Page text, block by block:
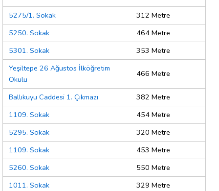
5275/1. Sokak
312 Metre
5250. Sokak
464 Metre
5301. Sokak
353 Metre
Yeşiltepe 26 Ağustos İlköğretim
Okulu
466 Metre
Ballıkuyu Caddesi 1. Çıkmazı
382 Metre
1109. Sokak
454 Metre
5295. Sokak
320 Metre
1109. Sokak
453 Metre
5260. Sokak
550 Metre
1011. Sokak
329 Metre